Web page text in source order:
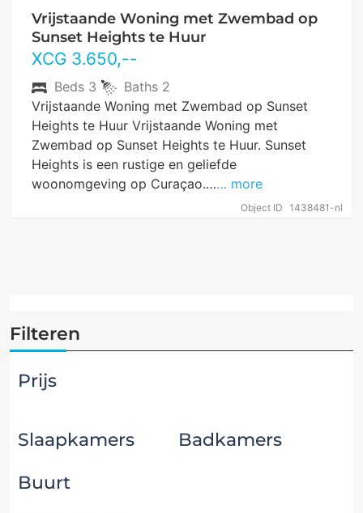
Vrijstaande Woning met Zwembad op
Sunset Heights te Huur
XCG 3.650,--
Object ID 1438481-nl
Beds 3 Baths 2
Vrijstaande Woning met Zwembad op Sunset
Heights te Huur Vrijstaande Woning met
Zwembad op Sunset Heights te Huur. Sunset
Heights is een rustige en geliefde
woonomgeving op Curaçao.…… more
Filteren
Prijs
Slaapkamers
Badkamers
Buurt